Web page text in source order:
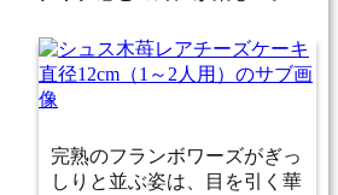
完熟のフランボワーズがぎっ
しりと並ぶ姿は、目を引く華